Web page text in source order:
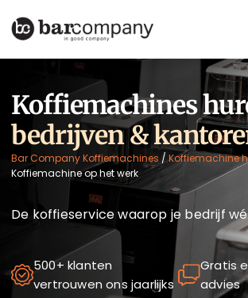
Koffiemachines
bedrijven &
Bar Company Koffiemachines /Koffiemachine
Koffiemachine op het werk
De koffieservice waarop je bedrijf
500+ klanten
vertrouwen ons jaarlijks
Gratis
advies